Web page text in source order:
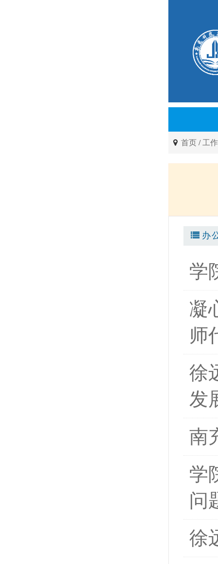
首页 / 工
办
学
凝
师
徐
发
南
学
问
徐